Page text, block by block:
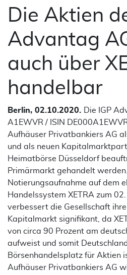
Die Aktien
Advantag
auch über
handelbar
Berlin, 02.10.2020.
Die IGP
A1EWVR / ISIN
Aufhäuser Privatbankiers AG
und als neuen
Heimatbörse Düsseldorf
Primärmarkt gehandelt
Notierungsaufnahme auf dem
Handelssystem XETRA zum
verbessert die Gesellschaft
Kapitalmarkt signifikant, da
von circa 90 Prozent am
aufweist und somit
Börsenhandelsplatz für Aktien
Aufhäuser Privatbankiers AG